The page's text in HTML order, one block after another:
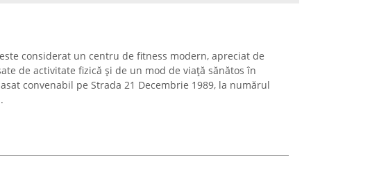
considerat un centru de fitness modern, apreciat de
de activitate fizică și de un mod de viață sănătos în
convenabil pe Strada 21 Decembrie 1989, la numărul